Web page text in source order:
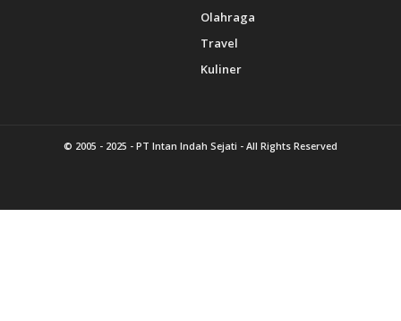
Olahraga
Travel
Kuliner
© 2005 - 2025 - PT Intan Indah Sejati - All Rights Reserved